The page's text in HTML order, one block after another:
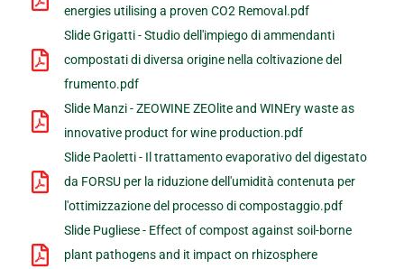
energies utilising a proven CO2 Removal.pdf
Slide Grigatti - Studio dell'impiego di ammendanti
compostati di diversa origine nella coltivazione del
frumento.pdf
Slide Manzi - ZEOWINE ZEOlite and WINEry waste as
innovative product for wine production.pdf
Slide Paoletti - Il trattamento evaporativo del digestato
da FORSU per la riduzione dell'umidità contenuta per
l'ottimizzazione del processo di compostaggio.pdf
Slide Pugliese - Effect of compost against soil-borne
plant pathogens and it impact on rhizosphere